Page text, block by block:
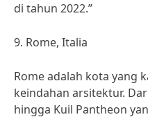
di tahun 2022.”
9. Rome, Italia
Rome adalah kota yang
keindahan arsitektur.
hingga Kuil Pantheon